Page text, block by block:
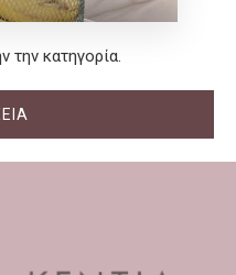
την κατηγορία.